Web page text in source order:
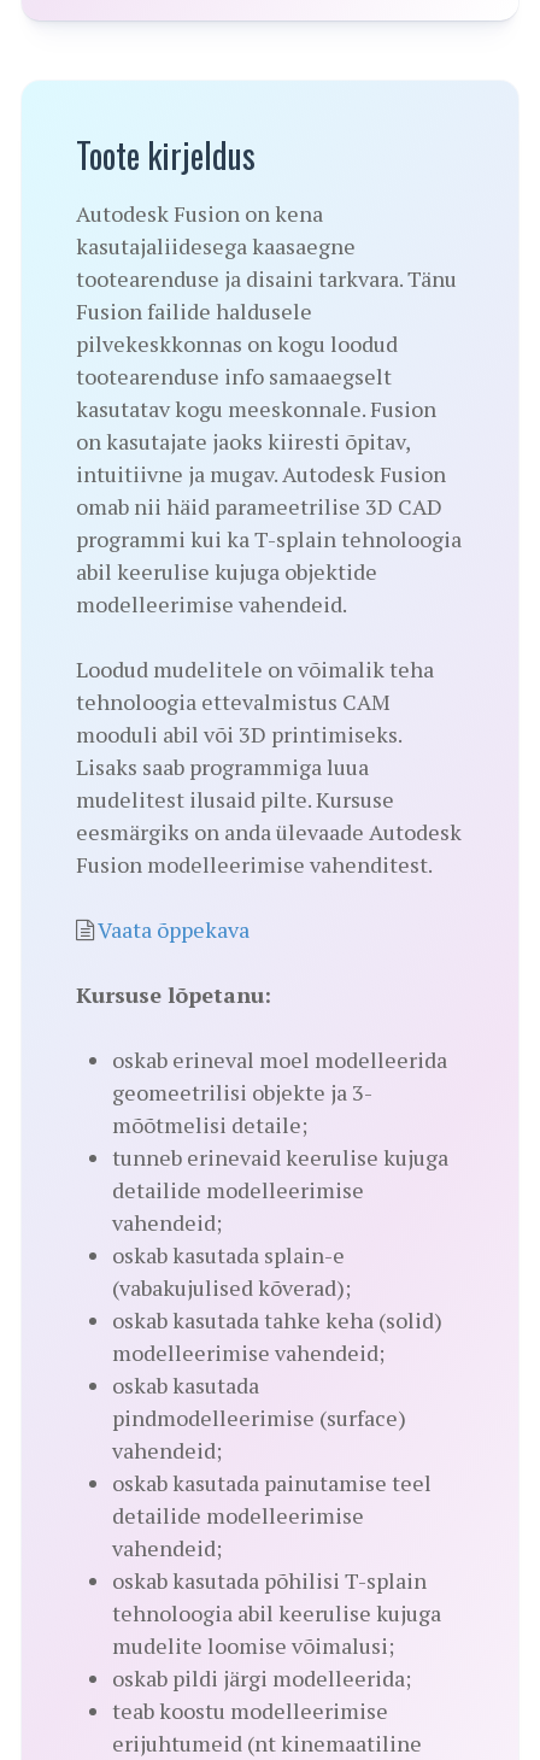
Toote kirjeldus
Autodesk Fusion on kena
kasutajaliidesega kaasaegne
tootearenduse ja disaini tarkvara. Tänu
Fusion failide haldusele
pilvekeskkonnas on kogu loodud
tootearenduse info samaaegselt
kasutatav kogu meeskonnale. Fusion
on kasutajate jaoks kiiresti õpitav,
intuitiivne ja mugav. Autodesk Fusion
omab nii häid parameetrilise 3D CAD
programmi kui ka T-splain tehnoloogia
abil keerulise kujuga objektide
modelleerimise vahendeid.
Loodud mudelitele on võimalik teha
tehnoloogia ettevalmistus CAM
mooduli abil või 3D printimiseks.
Lisaks saab programmiga luua
mudelitest ilusaid pilte. Kursuse
eesmärgiks on anda ülevaade Autodesk
Fusion modelleerimise vahenditest.
Vaata õppekava
Kursuse lõpetanu:
oskab erineval moel modelleerida
geomeetrilisi objekte ja 3-
mõõtmelisi detaile;
tunneb erinevaid keerulise kujuga
detailide modelleerimise
vahendeid;
oskab kasutada splain-e
(vabakujulised kõverad);
oskab kasutada tahke keha (solid)
modelleerimise vahendeid;
oskab kasutada
pindmodelleerimise (surface)
vahendeid;
oskab kasutada painutamise teel
detailide modelleerimise
vahendeid;
oskab kasutada põhilisi T-splain
tehnoloogia abil keerulise kujuga
mudelite loomise võimalusi;
oskab pildi järgi modelleerida;
teab koostu modelleerimise
erijuhtumeid (nt kinemaatiline